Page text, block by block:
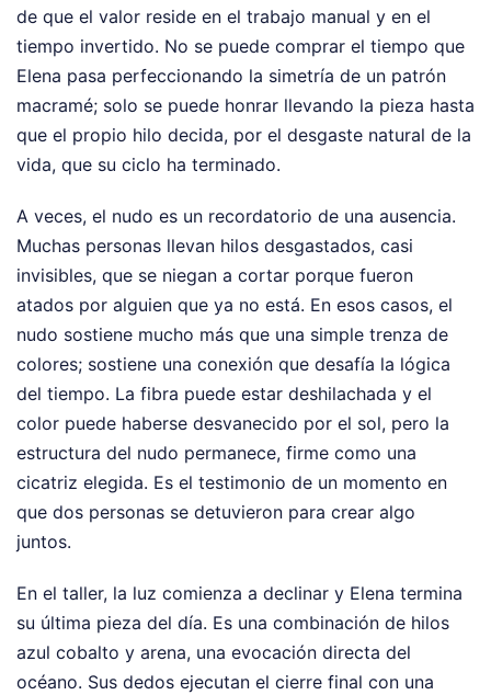
de que el valor reside en el trabajo manual y en el
tiempo invertido. No se puede comprar el tiempo que
Elena pasa perfeccionando la simetría de un patrón
macramé; solo se puede honrar llevando la pieza hasta
que el propio hilo decida, por el desgaste natural de la
vida, que su ciclo ha terminado.
A veces, el nudo es un recordatorio de una ausencia.
Muchas personas llevan hilos desgastados, casi
invisibles, que se niegan a cortar porque fueron
atados por alguien que ya no está. En esos casos, el
nudo sostiene mucho más que una simple trenza de
colores; sostiene una conexión que desafía la lógica
del tiempo. La fibra puede estar deshilachada y el
color puede haberse desvanecido por el sol, pero la
estructura del nudo permanece, firme como una
cicatriz elegida. Es el testimonio de un momento en
que dos personas se detuvieron para crear algo
juntos.
En el taller, la luz comienza a declinar y Elena termina
su última pieza del día. Es una combinación de hilos
azul cobalto y arena, una evocación directa del
océano. Sus dedos ejecutan el cierre final con una